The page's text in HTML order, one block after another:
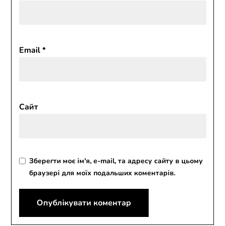
Email*
Сайт
Зберегти моє ім'я, e-mail, та адресу сайту в цьому
браузері для моїх подальших коментарів.